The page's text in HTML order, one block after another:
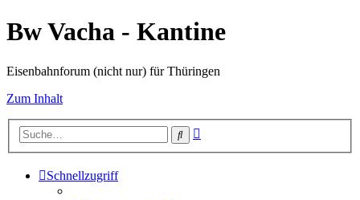
Bw Vacha - Kantine
Eisenbahnforum (nicht nur) für Thüringen
Zum Inhalt
Suche
Schnellzugriff